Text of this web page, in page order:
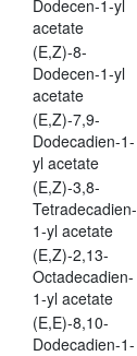
Dodecen-1-yl
acetate
(E,Z)-8-
Dodecen-1-yl
acetate
(E,Z)-7,9-
Dodecadien-1-
yl acetate
(E,Z)-3,8-
Tetradecadien-
1-yl acetate
(E,Z)-2,13-
Octadecadien-
1-yl acetate
(E,E)-8,10-
Dodecadien-1-